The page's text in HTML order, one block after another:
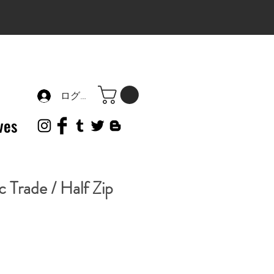
ログイン
Trade / Half Zip